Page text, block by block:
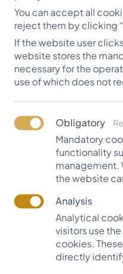
Jura Gravas
stipendija
Juris Grava dzimis
gadā viņš kopā ar
gaitās. Trīs vecākie
bet Juris nonāca
gadu vecumā
Kad šo apgabalu
Savienība, viņam
nokļūt amerikāņu
iestājās skautos,
UZZINĀT VAIRĀK
You can accept all
reject them by clicking
If the website user
website stores the
necessary for the
use of which does not
Obligatory
Mandatory
functionality
management.
the website
Analysis
Analytical
visitors use
cookies.
directly